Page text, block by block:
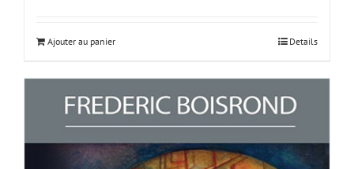
Ajouter au panier Details